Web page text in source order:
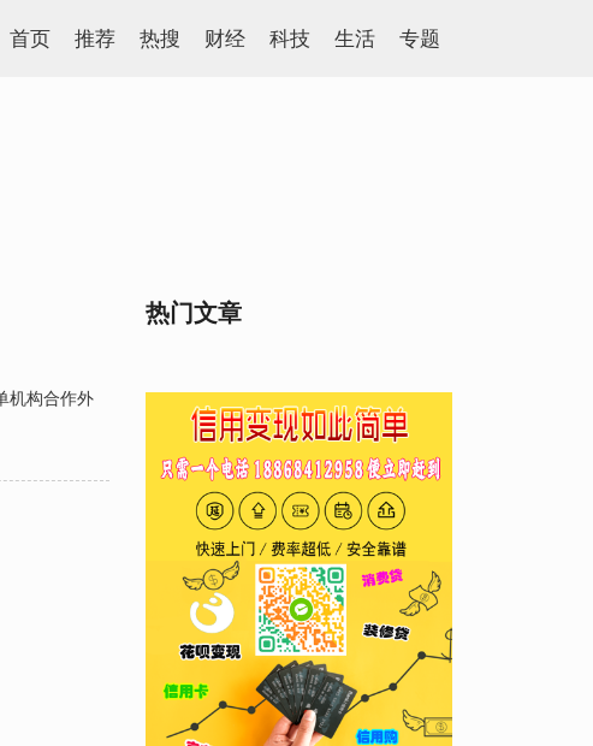
首页 推荐 热搜 财经 科技 生活 专题
机构合作外
热门文章